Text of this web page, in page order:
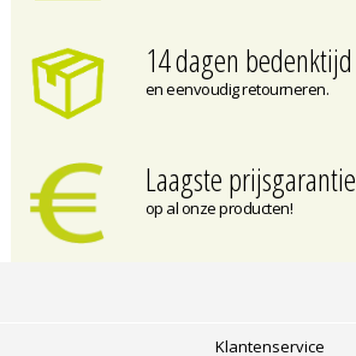
14 dagen bedenktijd
en eenvoudig retourneren.
Laagste prijsgarantie
op al onze producten!
Klantenservice